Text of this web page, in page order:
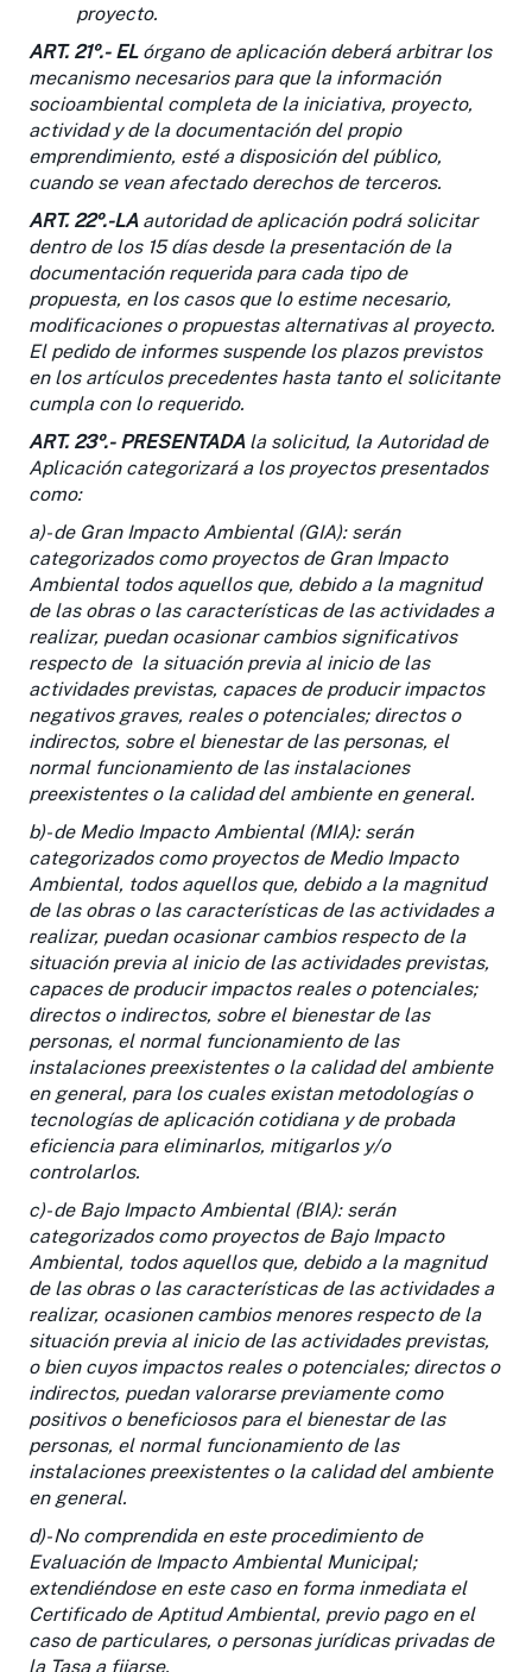
proyecto.
ART. 21º.- ELórgano de aplicación deberá arbitrar los
mecanismo necesarios para que la información
socioambiental completa de la iniciativa, proyecto,
actividad y de la documentación del propio
emprendimiento, esté a disposición del público,
cuando se vean afectado derechos de terceros.
ART. 22º.-LA autoridad de aplicación podrá solicitar
dentro de los 15 días desde la presentación de la
documentación requerida para cada tipo de
propuesta, en los casos que lo estime necesario,
modificaciones o propuestas alternativas al proyecto.
El pedido de informes suspende los plazos previstos
en los artículos precedentes hasta tanto el solicitante
cumpla con lo requerido.
ART. 23º.- PRESENTADA la solicitud, la Autoridad de
Aplicación categorizará a los proyectos presentados
como:
a)- de Gran Impacto Ambiental (GIA): serán
categorizados como proyectos de Gran Impacto
Ambiental todos aquellos que, debido a la magnitud
de las obras o las características de las actividades a
realizar, puedan ocasionar cambios significativos
respecto de la situación previa al inicio de las
actividades previstas, capaces de producir impactos
negativos graves, reales o potenciales; directos o
indirectos, sobre el bienestar de las personas, el
normal funcionamiento de las instalaciones
preexistentes o la calidad del ambiente en general.
b)- de Medio Impacto Ambiental (MIA): serán
categorizados como proyectos de Medio Impacto
Ambiental, todos aquellos que, debido a la magnitud
de las obras o las características de las actividades a
realizar, puedan ocasionar cambios respecto de la
situación previa al inicio de las actividades previstas,
capaces de producir impactos reales o potenciales;
directos o indirectos, sobre el bienestar de las
personas, el normal funcionamiento de las
instalaciones preexistentes o la calidad del ambiente
en general, para los cuales existan metodologías o
tecnologías de aplicación cotidiana y de probada
eficiencia para eliminarlos, mitigarlos y/o
controlarlos.
c)- de Bajo Impacto Ambiental (BIA): serán
categorizados como proyectos de Bajo Impacto
Ambiental, todos aquellos que, debido a la magnitud
de las obras o las características de las actividades a
realizar, ocasionen cambios menores respecto de la
situación previa al inicio de las actividades previstas,
o bien cuyos impactos reales o potenciales; directos o
indirectos, puedan valorarse previamente como
positivos o beneficiosos para el bienestar de las
personas, el normal funcionamiento de las
instalaciones preexistentes o la calidad del ambiente
en general.
d)- No comprendida en este procedimiento de
Evaluación de Impacto Ambiental Municipal;
extendiéndose en este caso en forma inmediata el
Certificado de Aptitud Ambiental, previo pago en el
caso de particulares, o personas jurídicas privadas de
la Tasa a fijarse.